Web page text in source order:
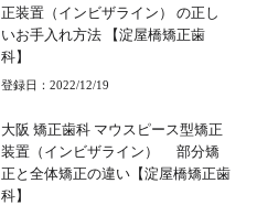
正装置（インビザライン） の正し
いお手入れ方法 【淀屋橋矯正歯
科】
登録日：2022/12/19
大阪 矯正歯科 マウスピース型矯正
装置（インビザライン） 部分矯
正と全体矯正の違い【淀屋橋矯正歯
科】